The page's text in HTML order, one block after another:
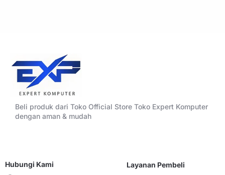
Beli produk dari Toko Official Store Toko Expert Komputer
dengan aman & mudah
Hubungi Kami
Layanan Pembeli